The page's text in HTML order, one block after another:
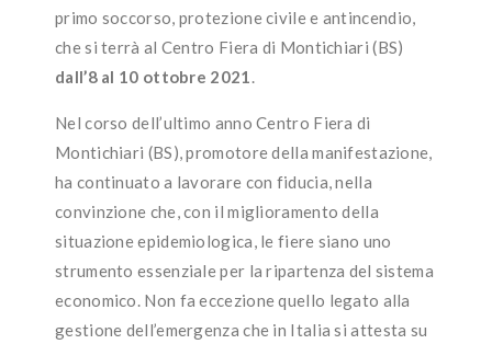
primo soccorso, protezione civile e antincendio,
che si terrà al Centro Fiera di Montichiari (BS)
dall’8 al 10 ottobre 2021.
Nel corso dell’ultimo anno Centro Fiera di
Montichiari (BS), promotore della manifestazione,
ha continuato a lavorare con fiducia, nella
convinzione che, con il miglioramento della
situazione epidemiologica, le fiere siano uno
strumento essenziale per la ripartenza del sistema
economico. Non fa eccezione quello legato alla
gestione dell’emergenza che in Italia si attesta su